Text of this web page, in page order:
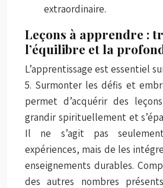
extraordinaire.
Leçons à apprendre :
l’équilibre et la
L’apprentissage est essentiel
5. Surmonter les défis et
permet d’acquérir des
grandir spirituellement et
Il ne s’agit pas
expériences, mais de les
enseignements durables.
des autres nombres